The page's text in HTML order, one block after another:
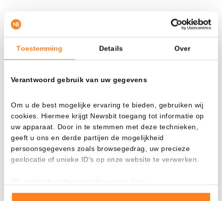
Toestemming Details Over
Verantwoord gebruik van uw gegevens
Om u de best mogelijke ervaring te bieden, gebruiken wij
cookies. Hiermee krijgt Newsbit toegang tot informatie op
uw apparaat. Door in te stemmen met deze technieken,
geeft u ons en derde partijen de mogelijkheid
persoonsgegevens zoals browsegedrag, uw precieze
geolocatie of unieke ID's op onze website te verwerken.
Goed laten functioneren van deze website
Mira cuánto valor tendrías hoy si hubieras
aplicado el dollar-cost averaging en distintas
Cada Desde
Valor total
---